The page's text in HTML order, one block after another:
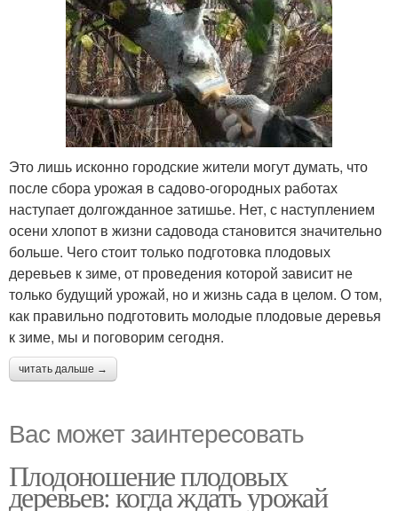
Это лишь исконно городские жители могут думать, что
после сбора урожая в садово-огородных работах
наступает долгожданное затишье. Нет, с наступлением
осени хлопот в жизни садовода становится значительно
больше. Чего стоит только подготовка плодовых
деревьев к зиме, от проведения которой зависит не
только будущий урожай, но и жизнь сада в целом. О том,
как правильно подготовить молодые плодовые деревья
к зиме, мы и поговорим сегодня.
читать дальше →
Вас может заинтересовать
Плодоношение плодовых
деревьев: когда ждать урожай